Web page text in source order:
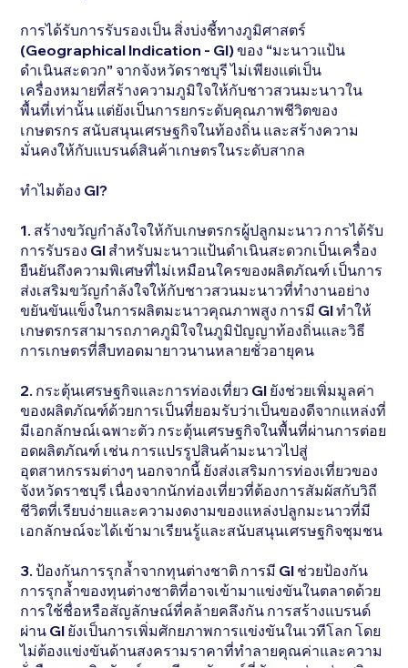
การได้รับการรับรองเป็น สิ่งบ่งชี้ทางภูมิศาสตร์
(Geographical Indication - GI) ของ “มะนาวแป้น
ดำเนินสะดวก” จากจังหวัดราชบุรี ไม่เพียงแต่เป็น
เครื่องหมายที่สร้างความภูมิใจให้กับชาวสวนมะนาวใน
พื้นที่เท่านั้น แต่ยังเป็นการยกระดับคุณภาพชีวิตของ
เกษตรกร สนับสนุนเศรษฐกิจในท้องถิ่น และสร้างความ
มั่นคงให้กับแบรนด์สินค้าเกษตรในระดับสากล
ทำไมต้อง GI?
1. สร้างขวัญกำลังใจให้กับเกษตรกรผู้ปลูกมะนาว การได้รับ
การรับรอง GI สำหรับมะนาวแป้นดำเนินสะดวกเป็นเครื่อง
ยืนยันถึงความพิเศษที่ไม่เหมือนใครของผลิตภัณฑ์ เป็นการ
ส่งเสริมขวัญกำลังใจให้กับชาวสวนมะนาวที่ทำงานอย่าง
ขยันขันแข็งในการผลิตมะนาวคุณภาพสูง การมี GI ทำให้
เกษตรกรสามารถภาคภูมิใจในภูมิปัญญาท้องถิ่นและวิธี
การเกษตรที่สืบทอดมายาวนานหลายชั่วอายุคน
2. กระตุ้นเศรษฐกิจและการท่องเที่ยว GI ยังช่วยเพิ่มมูลค่า
ของผลิตภัณฑ์ด้วยการเป็นที่ยอมรับว่าเป็นของดีจากแหล่งที่
มีเอกลักษณ์เฉพาะตัว กระตุ้นเศรษฐกิจในพื้นที่ผ่านการต่อย
อดผลิตภัณฑ์ เช่น การแปรรูปสินค้ามะนาวไปสู่
อุตสาหกรรมต่างๆ นอกจากนี้ ยังส่งเสริมการท่องเที่ยวของ
จังหวัดราชบุรี เนื่องจากนักท่องเที่ยวที่ต้องการสัมผัสกับวิถี
ชีวิตที่เรียบง่ายและความงดงามของแหล่งปลูกมะนาวที่มี
เอกลักษณ์จะได้เข้ามาเรียนรู้และสนับสนุนเศรษฐกิจชุมชน
3. ป้องกันการรุกล้ำจากทุนต่างชาติ การมี GI ช่วยป้องกัน
การรุกล้ำของทุนต่างชาติที่อาจเข้ามาแข่งขันในตลาดด้วย
การใช้ชื่อหรือสัญลักษณ์ที่คล้ายคลึงกัน การสร้างแบรนด์
ผ่าน GI ยังเป็นการเพิ่มศักยภาพการแข่งขันในเวทีโลก โดย
ไม่ต้องแข่งขันด้านสงครามราคาที่ทำลายคุณค่าและความ